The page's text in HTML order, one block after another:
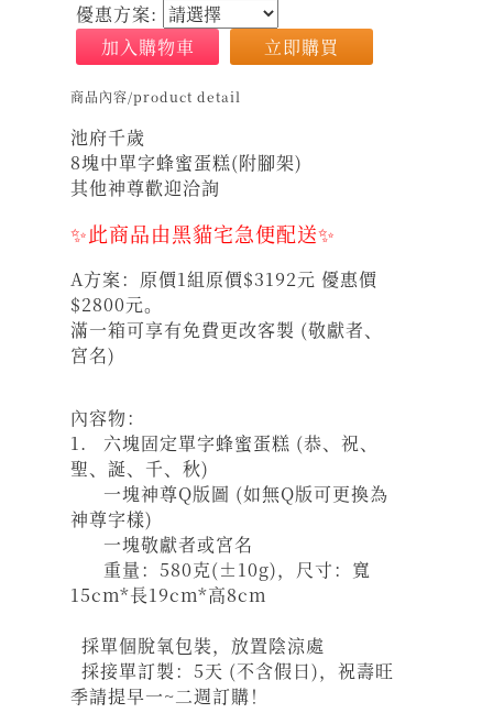
優惠方案:
加入購物車
立即購買
商品內容/product detail
池府千歲
8塊中單字蜂蜜蛋糕(附腳架)
其他神尊歡迎洽詢
✨此商品由黑貓宅急便配送✨
A方案：原價1組原價$3192元 優惠價
$2800元。
滿一箱可享有免費更改客製 (敬獻者、
宮名)
內容物：
1. 六塊固定單字蜂蜜蛋糕 (恭、祝、
聖、誕、千、秋)
一塊神尊Q版圖 (如無Q版可更換為
神尊字樣)
一塊敬獻者或宮名
重量：580克(±10g)，尺寸：寬
15cm*長19cm*高8cm
採單個脫氧包裝，放置陰涼處
採接單訂製：5天 (不含假日)，祝壽旺
季請提早一~二週訂購！